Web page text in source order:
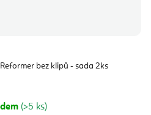
bez klipů - sada 2ks
(>5 ks)